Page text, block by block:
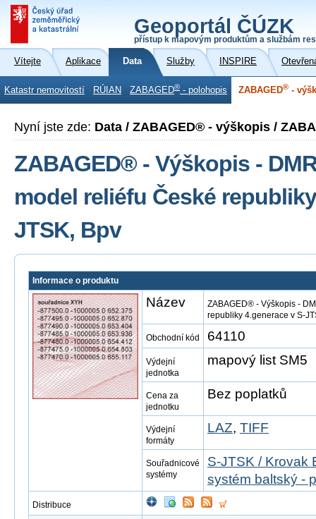
Geoportál ČÚZK
přístup k mapovým produktům a službám
Vítejte Aplikace Data Služby INSPIRE
Katastr nemovitostí RÚIAN ZABAGED® - polohopis ZABAGED® -
Nyní jste zde: Data / ZABAGED® - výškopis /
ZABAGED® - Výškopis -
model reliéfu České
JTSK, Bpv
Informace o produktu
Název
ZABAGED® - Výškopis -
republiky 4.generace v S-
Obchodní kód 64110
Výdejní
jednotka
mapový list SM5
Cena za
jednotku
Bez poplatků
Výdejní
formáty
LAZ, TIFF
Souřadnicové
systémy
S-JTSK / Krovak
systém baltský -
Distribuce